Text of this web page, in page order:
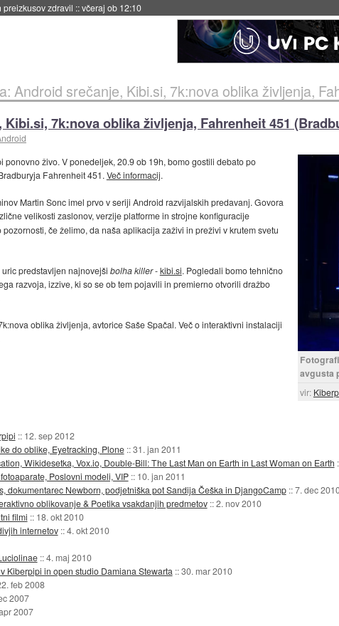
preizkusov zdravil ::včeraj ob 12:10
Android srečanje, Kibi.si, 7k:nova oblika življenja,
7k:nova oblika življenja, Fahrenheit 451
avgusta
vir:
živo. V ponedeljek, 20.9 ob 19h, bomo gostili debato po
Fahrenheit 451. Več informacij.
Martin Sonc imel prvo v seriji Android razvijalskih predavanj. Govora
velikosti zaslonov, verzije platforme in strojne konfiguracije
če želimo, da naša aplikacija zaživi in preživi v krutem svetu
predstavljen najnovejši bolha killer-kibi.si. Pogledali bomo tehnično
razvoja, izzive, ki so se ob tem pojavili in premierno otvorili dražbo
oblika življenja, avtorice Saše Spačal. Več o interaktivni instalaciji
:: 12. sep 2012
do oblike, Eyetracking, Plone ::31. jan 2011
Wikidesetka, Vox.io, Double-Bill: The Last Man on Earth in Last Woman on Earth
Poslovni modeli, VIP :: 10. jan 2011
dokumentarec Newborn, podjetniška pot Sandija Češka in DjangoCamp ::7. dec
oblikovanje & Poetika vsakdanjih predmetov ::2. nov 2010
filmi :: 18. okt 2010
internetov ::4. okt 2010
::4. maj 2010
Kiberpipi in open studio Damiana Stewarta ::30. mar 2010
feb 2008
2007
2007